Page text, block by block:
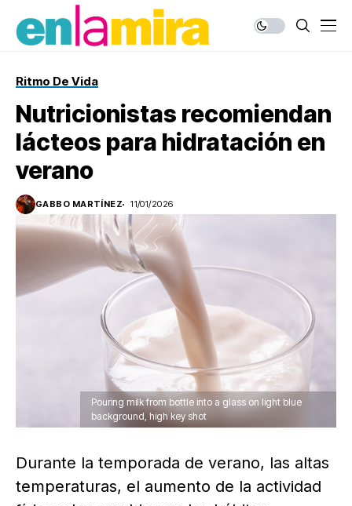
Ritmo De Vida
Nutricionistas recomiendan
lácteos para hidratación en
verano
GABBO MARTÍNEZ 11/01/2026
Pouring milk from bottle into a glass on light blue
background, high key shot
Durante la temporada de verano, las altas
temperaturas, el aumento de la actividad